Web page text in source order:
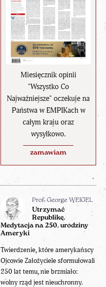
Miesięcznik opinii
"Wszystko Co
Najważniejsze" oczekuje na
Państwa w EMPIKach w
całym kraju oraz
wysyłkowo.
zamawiam
Prof. George WEIGEL
Utrzymać
Republikę.
Medytacja na 250. urodziny
Ameryki
Twierdzenie, które amerykańscy
Ojcowie Założyciele sformułowali
250 lat temu, nie brzmiało:
wolny rząd jest nieuchronny.